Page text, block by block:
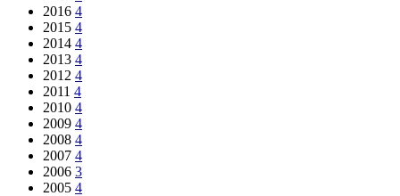
2016 4
2015 4
2014 4
2013 4
2012 4
2011 4
2010 4
2009 4
2008 4
2007 4
2006 3
2005 4